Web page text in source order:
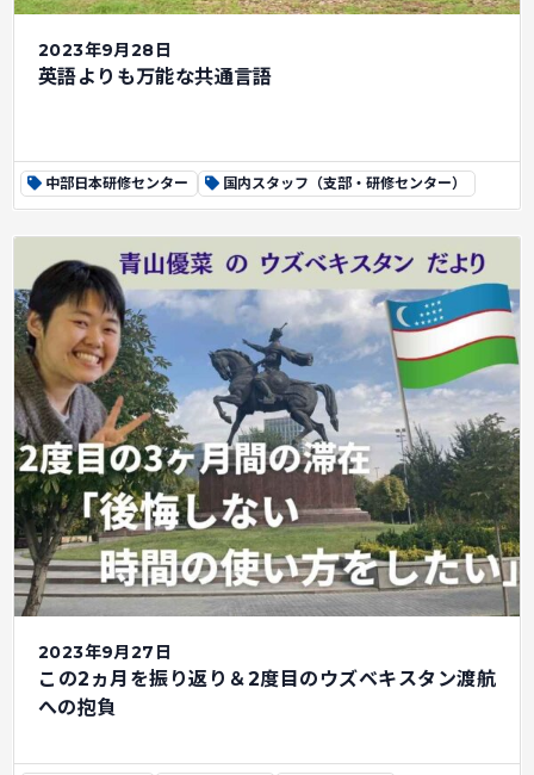
2023年9月28日
英語よりも万能な共通言語
中部日本研修センター 国内スタッフ（支部・研修センター）
2023年9月27日
この2ヵ月を振り返り＆2度目のウズベキスタン渡航
への抱負